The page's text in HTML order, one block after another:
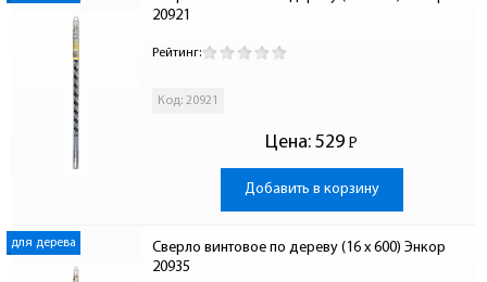
20921
Рейтинг:
Код: 20921
Цена: 529 Р
-
Добавить в корзину
для дерева
Сверло винтовое по дереву (16 x 600) Энкор
20935